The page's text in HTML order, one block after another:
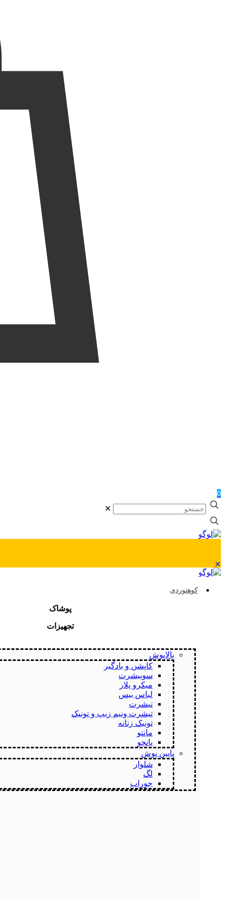
0
✕
✕
کوهنوردی
پوشاک
تجهیزات
بالاپوش
کاپشن و بادگیر
سوییشرت
میکرو پلار
لباس بیس
تیشرت
تیشرت ونیم زیپ و تونیک
تونیک زنانه
مانتو
پانچو
پایین پوش
شلوار
لگ
جوراب